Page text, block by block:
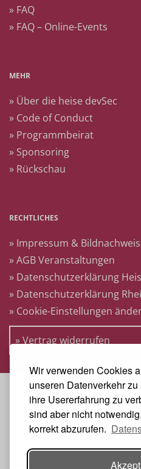
Wir verwenden Cookies
unseren Datenverkehr
ihre Usererfahrung zu
sind aber nicht
korrekt abzurufen.
» FAQ
» FAQ – Online-Events
MEHR
» Über die heise devSec
» Code of Conduct
» Programmbeirat
» Sponsoring
» Rückschau
RECHTLICHES
» Impressum &
» AGB Veranstaltungen
» Datenschutzerklärung
» Datenschutzerklärung
» Cookie-Einstellungen
» Vertrag widerrufen
VERANSTALTER